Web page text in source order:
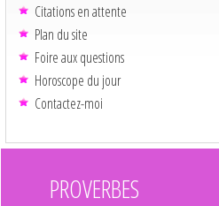
Citations en attente
Plan du site
Foire aux questions
Horoscope du jour
Contactez-moi
PROVERBES